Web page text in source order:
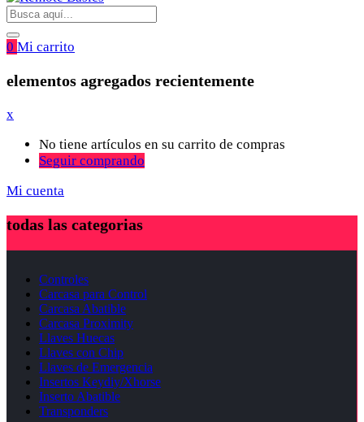
0 Mi carrito
elementos agregados recientemente
x
No tiene artículos en su carrito de compras
Seguir comprando
Mi cuenta
todas las categorias
Controles
Carcasa para Control
Carcasa Abatible
Carcasa Proximity
Llaves Huecas
Llaves con Chip
Llaves de Emergencia
Insertos Keydiy/Xhorse
Inserto Abatible
Transponders